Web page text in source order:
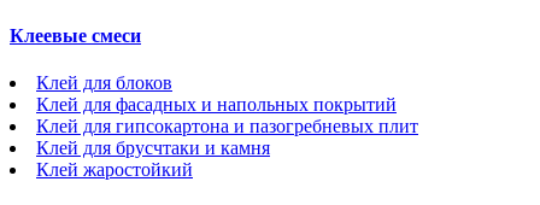
Клеевые смеси
Клей для блоков
Клей для фасадных и напольных покрытий
Клей для гипсокартона и пазогребневых плит
Клей для брусчтаки и камня
Клей жаростойкий